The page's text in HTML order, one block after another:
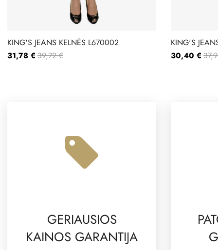
KING'S JEANS KELNĖS L670002
31,78 € 39,72 €
KING'S
30,40 €
GERIAUSIOS
KAINOS GARANTIJA